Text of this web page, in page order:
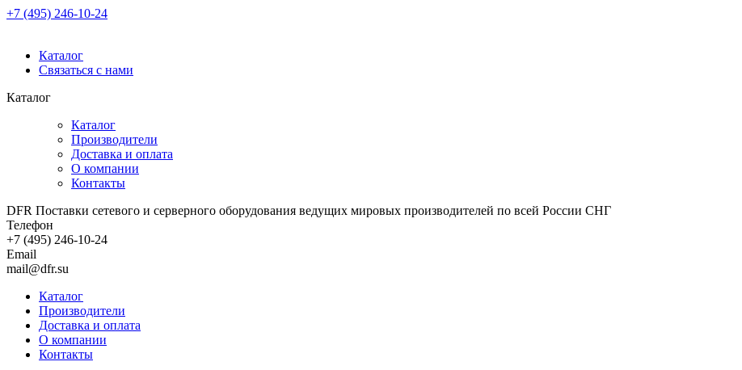
+7 (495) 246-10-24
Каталог
Связаться с нами
Каталог
Каталог
Производители
Доставка и оплата
О компании
Контакты
DFR Поставки сетевого и серверного оборудования ведущих мировых производителей по всей России СНГ
Телефон
+7 (495) 246-10-24
Email
mail@dfr.su
Каталог
Производители
Доставка и оплата
О компании
Контакты